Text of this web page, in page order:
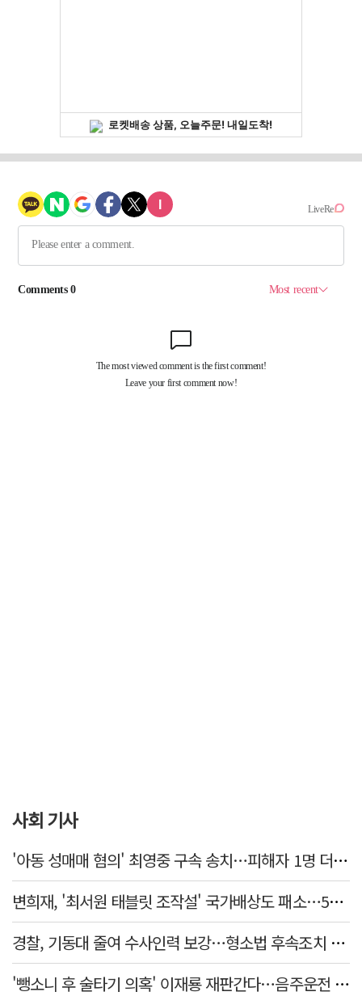
사회 기사
'아동 성매매 혐의' 최영중 구속 송치…피해자 1명 더 있었다
변희재, '최서원 태블릿 조작설' 국가배상도 패소…5천만원 청구 기각
경찰, 기동대 줄여 수사인력 보강…형소법 후속조치 본격화
'뺑소니 후 술타기 의혹' 이재룡 재판간다…음주운전 혐의 제외